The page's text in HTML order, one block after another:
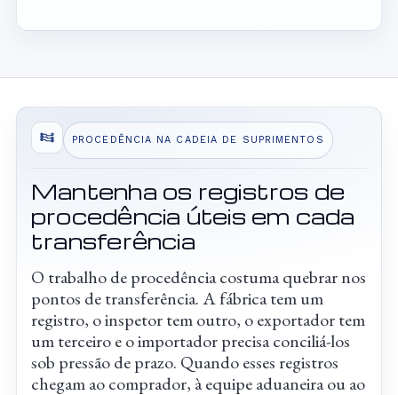
PROCEDÊNCIA NA CADEIA DE SUPRIMENTOS
Mantenha os registros de
procedência úteis em cada
transferência
O trabalho de procedência costuma quebrar nos
pontos de transferência. A fábrica tem um
registro, o inspetor tem outro, o exportador tem
um terceiro e o importador precisa conciliá-los
sob pressão de prazo. Quando esses registros
chegam ao comprador, à equipe aduaneira ou ao